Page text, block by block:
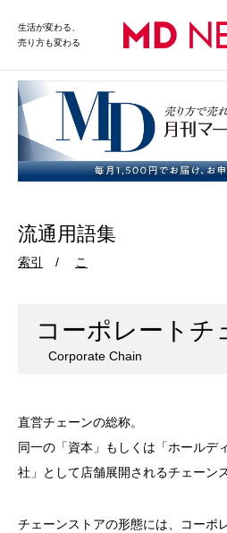
生活が変わる、
売り方も変わる
流通用語集
索引 こ
コーポレートチ
Corporate Chain
直営チェーンの総称。
同一の「資本」もしくは「ホールデ
社」として店舗展開されるチェーン
チェーンストアの形態には、コーポ